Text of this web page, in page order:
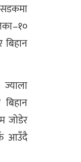
जोडेर
आउँदै